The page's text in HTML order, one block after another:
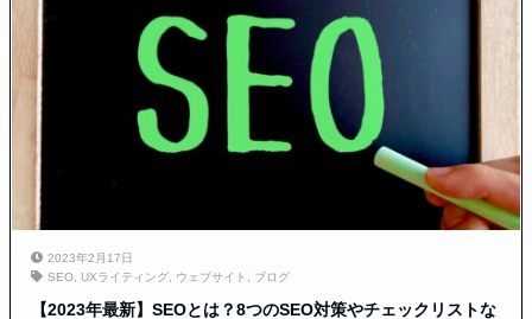
2023年2月17日
SEO, UXライティング, ウェブサイト ブログ
【2023年最新】SEOとは？8つのSEO対策やチェックリストな